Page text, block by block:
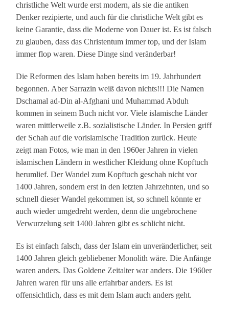
christliche Welt wurde erst modern, als sie die antiken
Denker rezipierte, und auch für die christliche Welt gibt es
keine Garantie, dass die Moderne von Dauer ist. Es ist falsch
zu glauben, dass das Christentum immer top, und der Islam
immer flop waren. Diese Dinge sind veränderbar!
Die Reformen des Islam haben bereits im 19. Jahrhundert
begonnen. Aber Sarrazin weiß davon nichts!!! Die Namen
Dschamal ad-Din al-Afghani und Muhammad Abduh
kommen in seinem Buch nicht vor. Viele islamische Länder
waren mittlerweile z.B. sozialistische Länder. In Persien griff
der Schah auf die vorislamische Tradition zurück. Heute
zeigt man Fotos, wie man in den 1960er Jahren in vielen
islamischen Ländern in westlicher Kleidung ohne Kopftuch
herumlief. Der Wandel zum Kopftuch geschah nicht vor
1400 Jahren, sondern erst in den letzten Jahrzehnten, und so
schnell dieser Wandel gekommen ist, so schnell könnte er
auch wieder umgedreht werden, denn die ungebrochene
Verwurzelung seit 1400 Jahren gibt es schlicht nicht.
Es ist einfach falsch, dass der Islam ein unveränderlicher, seit
1400 Jahren gleich gebliebener Monolith wäre. Die Anfänge
waren anders. Das Goldene Zeitalter war anders. Die 1960er
Jahren waren für uns alle erfahrbar anders. Es ist
offensichtlich, dass es mit dem Islam auch anders geht.